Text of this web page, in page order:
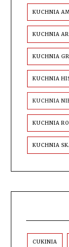
KUCHNIA
KUCHNIA
KUCHNIA
KUCHNIA
KUCHNIA
KUCHNIA
KUCHNIA
CUKINIA